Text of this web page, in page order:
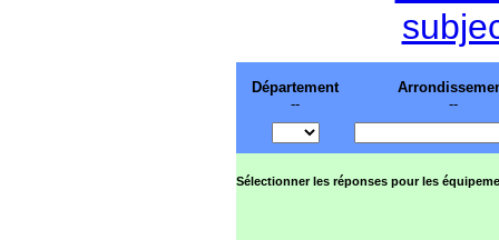
Département
--
--
Sélectionner les réponses pour les